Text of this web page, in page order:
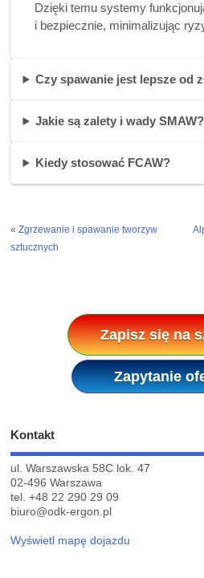
Dzięki temu systemy
i bezpiecznie, minimalizując
Czy spawanie jest lepsze od
Jakie są zalety i wady SMAW?
Kiedy stosować FCAW?
«Zgrzewanie i spawanie tworzyw
sztucznych
Zapisz się na
Zapytanie
Kontakt
ul. Warszawska 58C lok. 47
02-496 Warszawa
tel.+48 22 290 29 09
biuro@odk-ergon.pl
Wyświetl mapę dojazdu